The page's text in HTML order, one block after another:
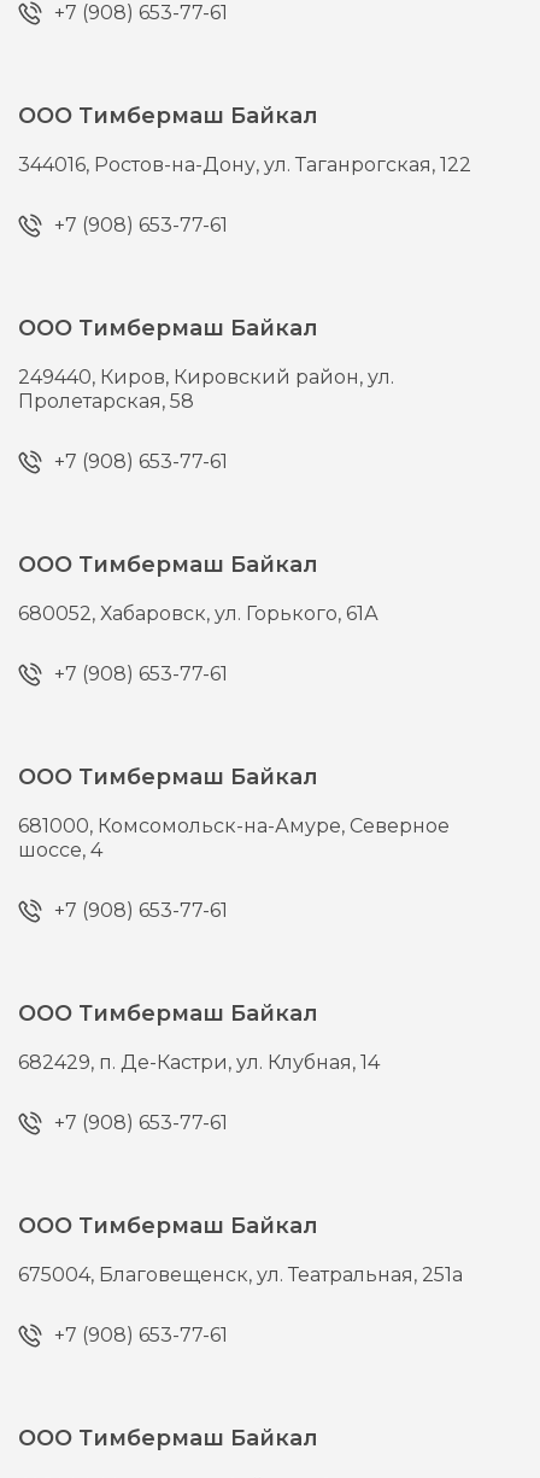
+7 (908) 653-77-61
ООО Тимбермаш Байкал
344016, Ростов-на-Дону,ул. Таганрогская, 122
+7 (908) 653-77-61
ООО Тимбермаш Байкал
249440, Киров, Кировский район, ул.
Пролетарская, 58
+7 (908) 653-77-61
ООО Тимбермаш Байкал
680052,Хабаровск,ул. Горького, 61А
+7 (908) 653-77-61
ООО Тимбермаш Байкал
681000, Комсомольск-на-Амуре, Северное
шоссе, 4
+7 (908) 653-77-61
ООО Тимбермаш Байкал
682429, п. Де-Кастри,ул. Клубная, 14
+7 (908) 653-77-61
ООО Тимбермаш Байкал
675004, Благовещенск,ул. Театральная, 251а
+7 (908) 653-77-61
ООО Тимбермаш Байкал